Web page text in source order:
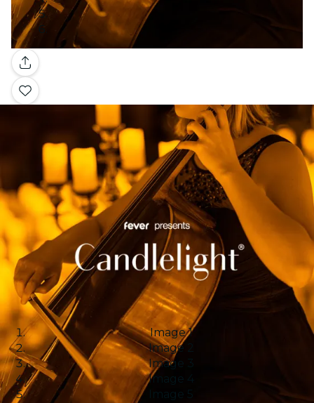
Galería
Image 1
Image 2
Image 3
Image 4
Image 5